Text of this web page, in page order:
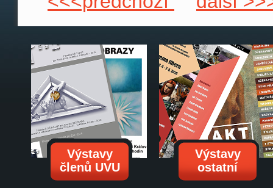
Výstavy
členů UVU
Výstavy
ostatní